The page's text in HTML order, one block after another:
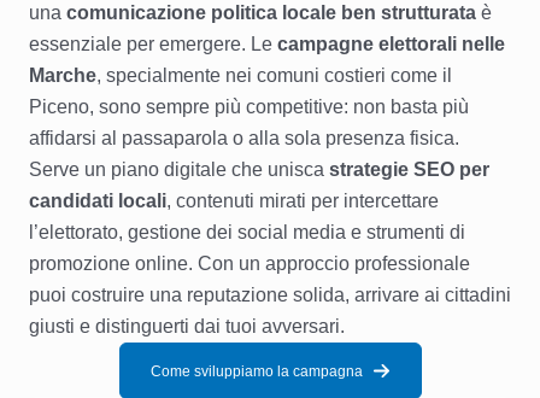
una comunicazione politica locale ben strutturata è
essenziale per emergere. Le campagne elettorali nelle
Marche, specialmente nei comuni costieri come il
Piceno, sono sempre più competitive: non basta più
affidarsi al passaparola o alla sola presenza fisica.
Serve un piano digitale che unisca strategie SEO per
candidati locali, contenuti mirati per intercettare
l’elettorato, gestione dei social media e strumenti di
promozione online. Con un approccio professionale
puoi costruire una reputazione solida, arrivare ai cittadini
giusti e distinguerti dai tuoi avversari.
Come sviluppiamo la campagna